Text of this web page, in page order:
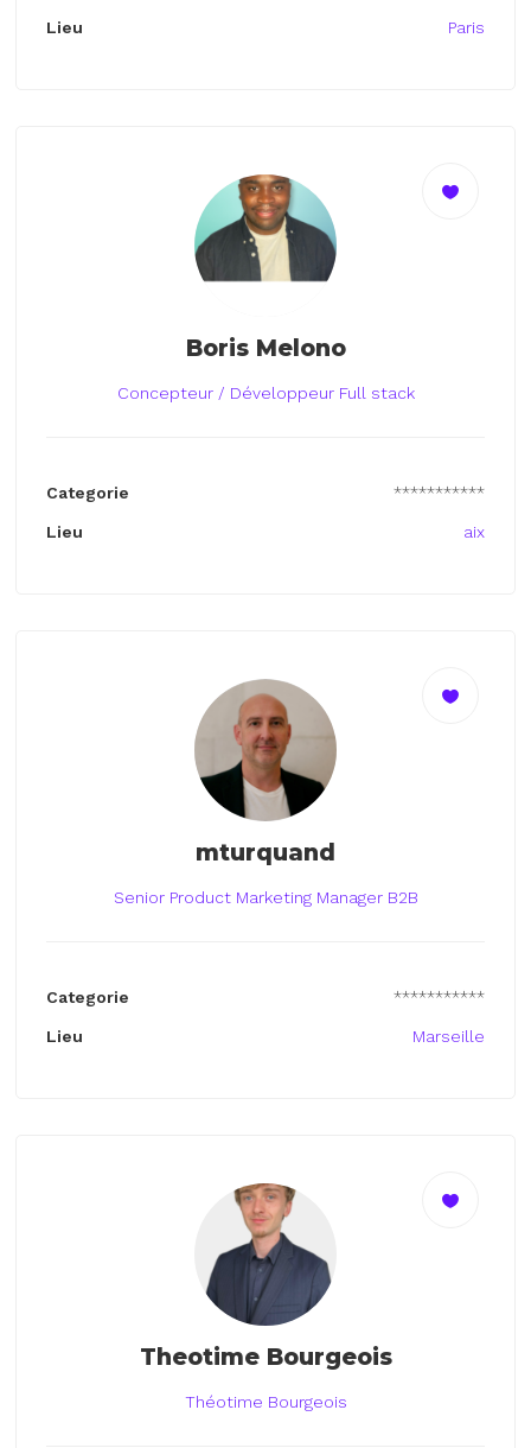
Lieu Paris
Boris Melono
Concepteur / Développeur Full stack
Categorie ***********
Lieu aix
mturquand
Senior Product Marketing Manager B2B
Categorie ***********
Lieu Marseille
Theotime Bourgeois
Théotime Bourgeois